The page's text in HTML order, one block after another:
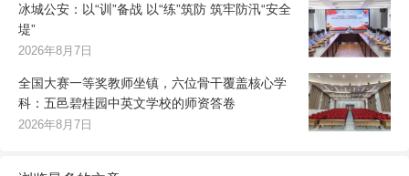
冰城公安：以“训”备战 以“练”筑防 筑牢防汛“安全
堤”
2026年8月7日
全国大赛一等奖教师坐镇，六位骨干覆盖核心学
科：五邑碧桂园中英文学校的师资答卷
2026年8月7日